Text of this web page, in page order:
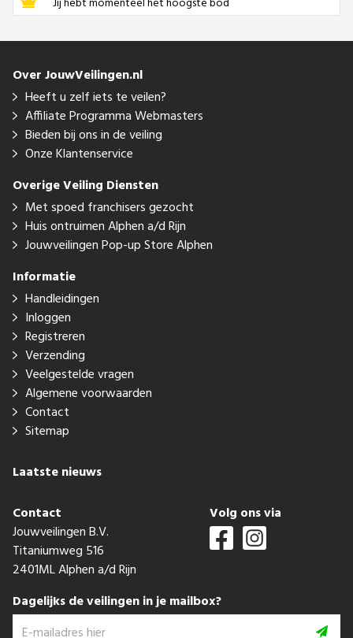
Over JouwVeilingen.nl
Heeft u zelf iets te veilen?
Affiliate Programma Webmasters
Bieden bij ons in de veiling
Onze Klantenservice
Overige Veiling Diensten
Met spoed franchisers gezocht
Huis ontruimen Alphen a/d Rijn
Jouwveilingen Pop-up Store Alphen
Informatie
Handleidingen
Inloggen
Registreren
Verzending
Veelgestelde vragen
Algemene voorwaarden
Contact
Sitemap
Laatste nieuws
Contact
Jouwveilingen B.V.
Titaniumweg 516
2401ML Alphen a/d Rijn
Volg ons via
Dagelijks de veilingen in je mailbox?